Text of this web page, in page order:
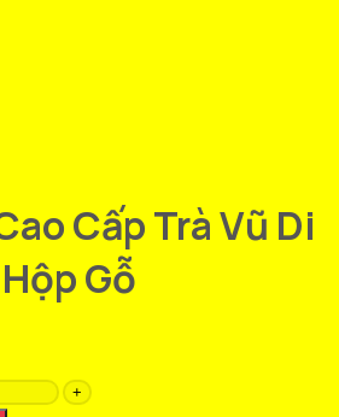
Cấp Trà Vũ Di
Gỗ